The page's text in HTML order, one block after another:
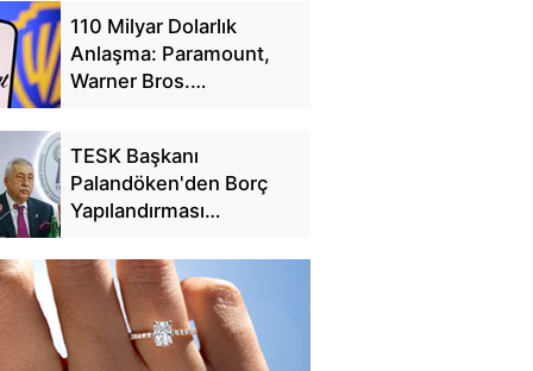
110 Milyar Dolarlık
Anlaşma: Paramount,
Warner Bros.
TESK Başkanı
Palandöken'den Borç
Yapılandırması
228 Bin Başvuru